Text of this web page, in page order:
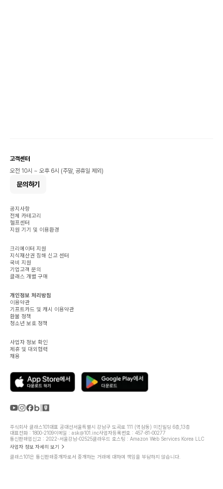
고객센터
오전 10시 ~ 오후 6시 (주말, 공휴일 제외)
문의하기
공지사항
전체 카테고리
헬프센터
지원 기기 및 이용환경
크리에이터 지원
지식재산권 침해 신고 센터
국비 지원
기업고객 문의
클래스 개별 구매
개인정보 처리방침
이용약관
기프트카드 및 캐시 이용약관
환불 정책
청소년 보호 정책
사업자 정보 확인
제휴 및 대외협력
채용
주식회사 클래스101대표 공대선서울특별시 강남구 도곡로 111 (역삼동) 미진빌딩 6층,13층
대표전화 : 1800-2109이메일 : ask@101.inc사업자등록번호 : 457-81-00277
통신판매업신고 : 2022-서울강남-02525클라우드 호스팅 : Amazon Web Services Korea LLC
사업자 정보 자세히 보기
클래스101은 통신판매중개자로서 중개하는 거래에 대하여 책임을 부담하지 않습니다.